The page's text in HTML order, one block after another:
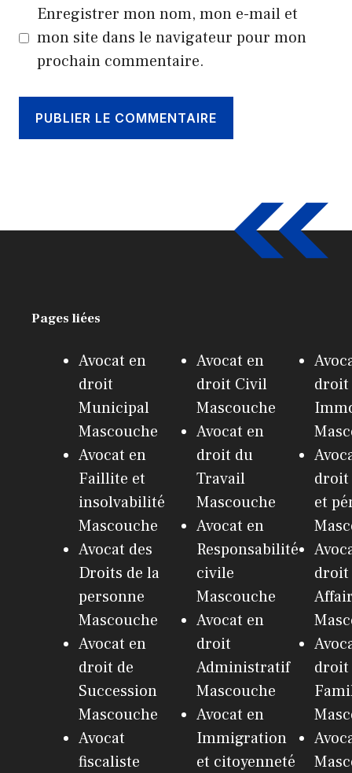
Enregistrer mon nom, mon e-mail et
mon site dans le navigateur pour mon
prochain commentaire.
Pages liées
Avocat en
droit
Municipal
Mascouche
Avocat en
Faillite et
insolvabilité
Mascouche
Avocat des
Droits de la
personne
Mascouche
Avocat en
droit de
Succession
Mascouche
Avocat
fiscaliste
Avocat en
droit Civil
Mascouche
Avocat en
droit du
Travail
Mascouche
Avocat en
Responsabilité
civile
Mascouche
Avocat en
droit
Administratif
Mascouche
Avocat en
Immigration
et citoyenneté
droit
et
droit
droit